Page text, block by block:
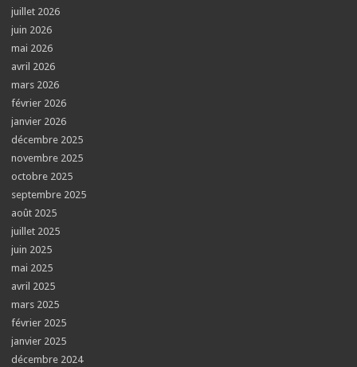
juillet 2026
juin 2026
mai 2026
avril 2026
mars 2026
février 2026
janvier 2026
décembre 2025
novembre 2025
octobre 2025
septembre 2025
août 2025
juillet 2025
juin 2025
mai 2025
avril 2025
mars 2025
février 2025
janvier 2025
décembre 2024